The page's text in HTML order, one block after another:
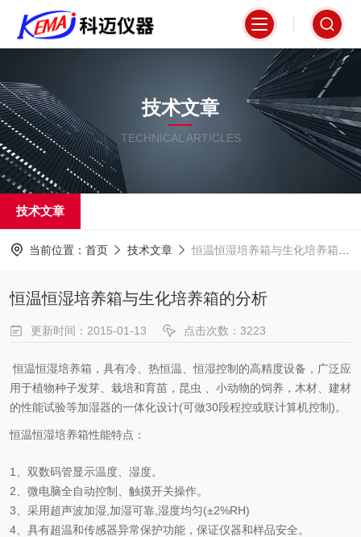
技术文章
TECHNICAL ARTICLES
技术文章
当前位置： 首页 技术文章 恒温恒湿培养箱与生化培养箱的分析
恒温恒湿培养箱与生化培养箱的分析
更新时间：2015-01-13 点击次数：3223
恒温恒湿培养箱，具有冷、热恒温、恒湿控制的高精度设备，广泛应
用于植物种子发芽、栽培和育苗，昆虫 、小动物的饲养，木材、建材
的性能试验等加湿器的一体化设计(可做30段程控或联计算机控制)。
恒温恒湿培养箱性能特点：
1、双数码管显示温度、湿度。
2、微电脑全自动控制、触摸开关操作。
3、采用超声波加湿,加湿可靠,湿度均匀(±2%RH)
4、具有超温和传感器异常保护功能，保证仪器和样品安全。